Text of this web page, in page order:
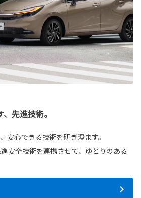
先進技術。
安心できる技術を研ぎ澄ます。
安全技術を連携させて、ゆとりのある